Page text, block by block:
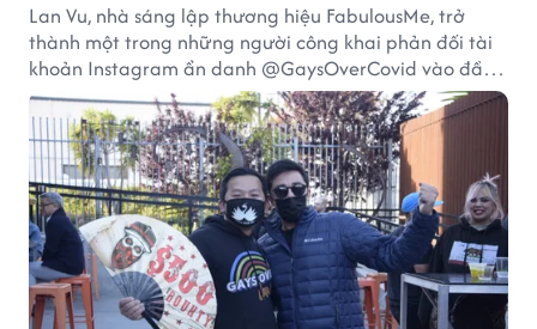
Lan Vu, nhà sáng lập thương hiệu FabulousMe, trở
thành một trong những người công khai phản đối tài
khoản Instagram ẩn danh @GaysOverCovid vào đầu
năm 2021, trong bối cảnh đại dịch COVID-19 vẫn diễn
biến nghiêm trọng.